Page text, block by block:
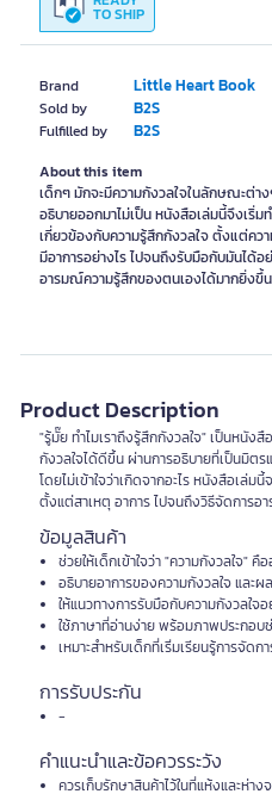
Brand Little Heart Book
Sold by B2S
Fulfilled by B2S
TO SHIP
About this item
เด็กๆ มักจะมีความกังวลใจในลักษณะต่า
อธิบายออกมาไม่เป็น หนังสือเล่มนี้จึงเริ่ม
เกี่ยวข้องกับความรู้สึกกังวลใจ ตั้งแต่ควา
มีอาการอย่างไร ไปจนถึงรับมือกับมันได้อ
อารมณ์ความรู้สึกของตนเองได้มากยิ่งขึ้น
Product Description
"รู้มั๊ย ทำไมเราถึงรู้สึกกังวลใจ" เป็นหนัง
กังวลใจได้ดีขึ้น ผ่านการอธิบายที่เป็นมิตร
โดยไม่เข้าใจว่าเกิดจากอะไร หนังสือเล่ม
ตั้งแต่สาเหตุ อาการ ไปจนถึงวิธีจัดการอ
ข้อมูลสินค้า
ช่วยให้เด็กเข้าใจว่า "ความกังวลใจ" คื
อธิบายอาการของความกังวลใจ และผ
ให้แนวทางการรับมือกับความกังวลใจอ
ใช้ภาษาที่อ่านง่าย พร้อมภาพประกอบ
เหมาะสำหรับเด็กที่เริ่มเรียนรู้การจัด
การรับประกัน
-
คำแนะนำและข้อควรระวัง
ควรเก็บรักษาสินค้าไว้ในที่แห้งและห่าง